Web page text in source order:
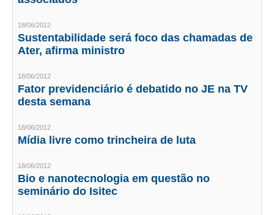
CAMPANHAS SALARIAIS
COMUNICAÇÃO
PALAVRA DO MURILO
NOTÍCIAS
CONTEÚDO ESPECIAL
AGENDA
18/06/2012
Sustentabilidade será foco das chamadas de
Ater, afirma ministro
18/06/2012
Fator previdenciário é debatido no JE na TV
desta semana
18/06/2012
Mídia livre como trincheira de luta
18/06/2012
Bio e nanotecnologia em questão no
seminário do Isitec